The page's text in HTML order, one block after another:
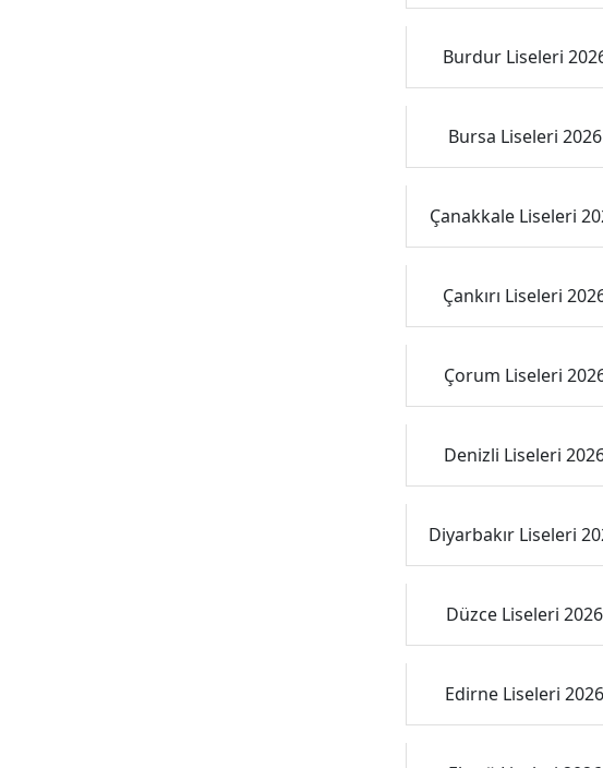
Burdur Liseleri
Bursa Liseleri
Çanakkale Liseleri
Çankırı Liseleri
Çorum Liseleri
Denizli Liseleri
Diyarbakır Liseleri
Düzce Liseleri
Edirne Liseleri